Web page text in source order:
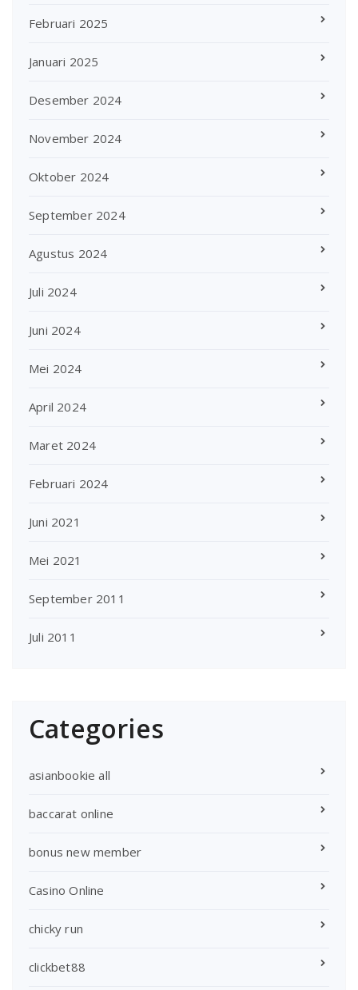
Februari 2025
Januari 2025
Desember 2024
November 2024
Oktober 2024
September 2024
Agustus 2024
Juli 2024
Juni 2024
Mei 2024
April 2024
Maret 2024
Februari 2024
Juni 2021
Mei 2021
September 2011
Juli 2011
Categories
asianbookie all
baccarat online
bonus new member
Casino Online
chicky run
clickbet88